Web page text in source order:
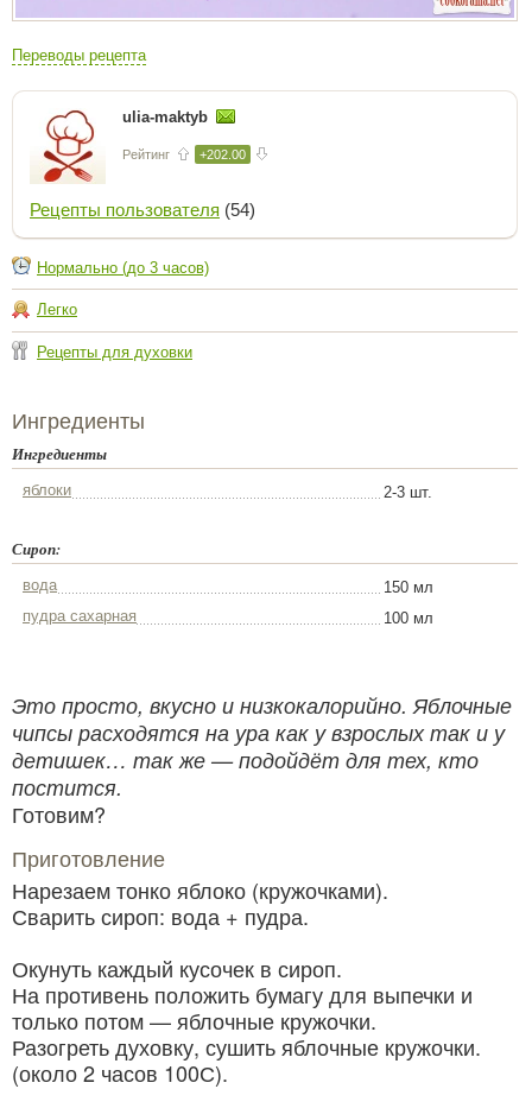
Переводы рецепта
ulia-maktyb
Рейтинг +202.00
Рецепты пользователя (54)
Нормально (до 3 часов)
Легко
Рецепты для духовки
Ингредиенты
Ингредиенты
яблоки 2-3 шт.
Сироп:
вода
150 мл
пудра сахарная
100 мл
Это просто, вкусно и низкокалорийно. Яблочные
чипсы расходятся на ура как у взрослых так и у
детишек… так же — подойдёт для тех, кто
постится.
Готовим?
Приготовление
Нарезаем тонко яблоко (кружочками).
Сварить сироп: вода + пудра.
Окунуть каждый кусочек в сироп.
На противень положить бумагу для выпечки и
только потом — яблочные кружочки.
Разогреть духовку, сушить яблочные кружочки.
(около 2 часов 100С).